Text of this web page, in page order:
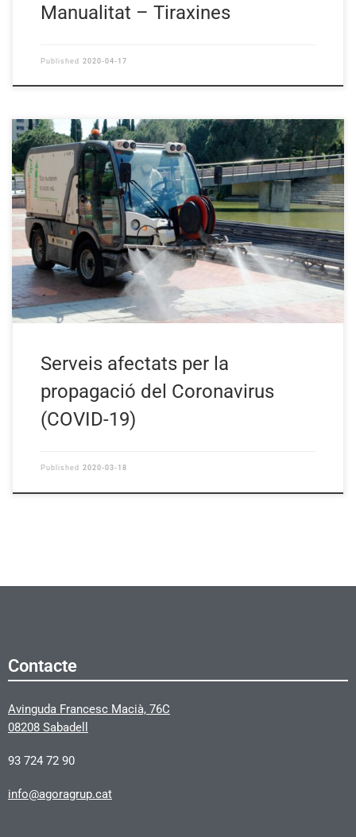
Manualitat – Tiraxines
Published 2020-04-17
Serveis afectats per la
propagació del Coronavirus
(COVID-19)
Published 2020-03-18
Contacte
Avinguda Francesc Macià, 76C
08208 Sabadell
93 724 72 90
info@agoragrup.cat